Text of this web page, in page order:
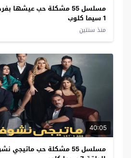
مسلسل 55 مشكلة حب عيشها
1 سيما كلوب
منذ سنتين
40:05
مسلسل 55 مشكلة حب ماتيجي